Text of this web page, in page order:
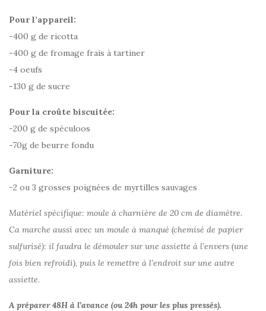
Pour l’appareil:
-400 g de ricotta
-400 g de fromage frais à tartiner
-4 oeufs
-130 g de sucre
Pour la croûte biscuitée:
-200 g de spéculoos
-70g de beurre fondu
Garniture:
-2 ou 3 grosses poignées de myrtilles sauvages
Matériel spécifique: moule à charnière de 20 cm de diamètre.
Ca marche aussi avec un moule à manqué (chemisé de papier
sulfurisé): il faudra le démouler sur une assiette à l’envers (une
fois bien refroidi), puis le remettre à l’endroit sur une autre
assiette.
A préparer 48H à l’avance (ou 24h pour les plus pressés).